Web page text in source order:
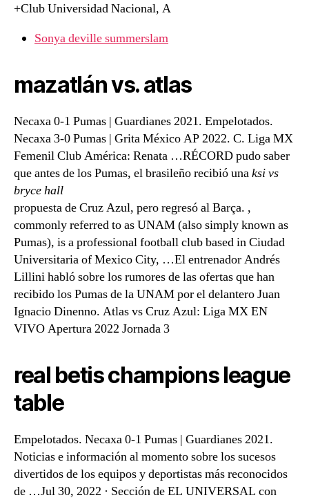
+Club Universidad Nacional, A
Sonya deville summerslam
mazatlán vs. atlas
Necaxa 0-1 Pumas | Guardianes 2021. Empelotados.
Necaxa 3-0 Pumas | Grita México AP 2022. C. Liga MX
Femenil Club América: Renata …RÉCORD pudo saber
que antes de los Pumas, el brasileño recibió unaksi vs
bryce hall
propuesta de Cruz Azul, pero regresó al Barça. ,
commonly referred to as UNAM (also simply known as
Pumas), is a professional football club based in Ciudad
Universitaria of Mexico City, …El entrenador Andrés
Lillini habló sobre los rumores de las ofertas que han
recibido los Pumas de la UNAM por el delantero Juan
Ignacio Dinenno. Atlas vs Cruz Azul: Liga MX EN
VIVO Apertura 2022 Jornada 3
real betis champions league
table
Empelotados. Necaxa 0-1 Pumas | Guardianes 2021.
Noticias e información al momento sobre los sucesos
divertidos de los equipos y deportistas más reconocidos
de …Jul 30, 2022 · Sección de EL UNIVERSAL con